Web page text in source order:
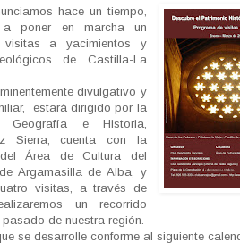
hace un tiempo,
poner en marcha un
visitas a yacimientos y
de Castilla-La
divulgativo y
estará dirigido por la
Geografía e Historia,
Sierra, cuenta con la
Área de Cultura del
Argamasilla de Alba, y
visitas, a través de
un recorrido
de nuestra región.
se desarrolle conforme al siguiente